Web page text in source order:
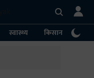
स्वास्थ्य किसान